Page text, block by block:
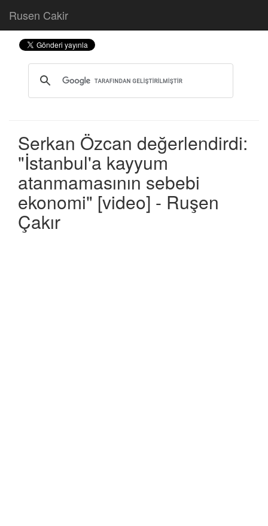
Rusen Cakir
Serkan Özcan değerlendirdi:
"İstanbul'a kayyum
atanmamasının sebebi
ekonomi" [video] - Ruşen
Çakır